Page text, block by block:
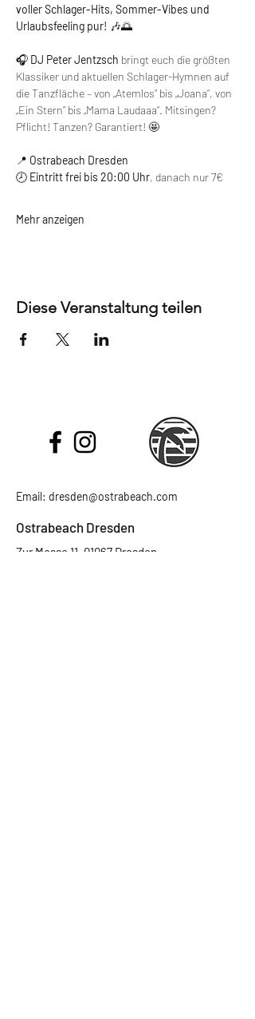
voller Schlager-Hits, Sommer-Vibes und
Urlaubsfeeling pur! 🎶🌅
🎧 DJ Peter Jentzsch bringt euch die größten
Klassiker und aktuellen Schlager-Hymnen auf
die Tanzfläche – von „Atemlos“ bis „Joana“, von
„Ein Stern“ bis „Mama Laudaaa“. Mitsingen?
Pflicht! Tanzen? Garantiert! 🤩
📍 Ostrabeach Dresden
🕗 Eintritt frei bis 20:00 Uhr, danach nur 7€
Mehr anzeigen
Diese Veranstaltung teilen
Email: dresden@ostrabeach.com
Ostrabeach Dresden
Zur Messe 11, 01067 Dresden